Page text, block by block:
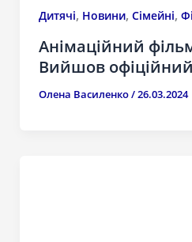
Дитячі, Новини, Сімейні,
Анімаційний
Вийшов
Олена Василенко/26.03.2024